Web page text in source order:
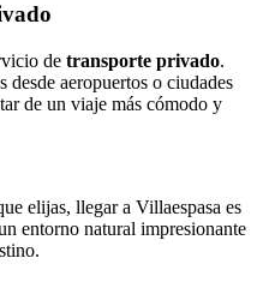
de transporte privado.
desde aeropuertos o ciudades
de un viaje más cómodo y
elijas, llegar a Villaespasa es
entorno natural impresionante